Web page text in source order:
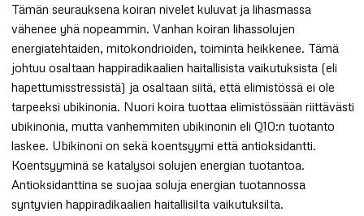
Tämän seurauksena koiran nivelet kuluvat ja lihasmassa
vähenee yhä nopeammin. Vanhan koiran lihassolujen
energiatehtaiden, mitokondrioiden, toiminta heikkenee. Tämä
johtuu osaltaan happiradikaalien haitallisista vaikutuksista (eli
hapettumisstressistä) ja osaltaan siitä, että elimistössä ei ole
tarpeeksi ubikinonia. Nuori koira tuottaa elimistössään riittävästi
ubikinonia, mutta vanhemmiten ubikinonin eli Q10:n tuotanto
laskee. Ubikinoni on sekä koentsyymi että antioksidantti.
Koentsyyminä se katalysoi solujen energian tuotantoa.
Antioksidanttina se suojaa soluja energian tuotannossa
syntyvien happiradikaalien haitallisilta vaikutuksilta.